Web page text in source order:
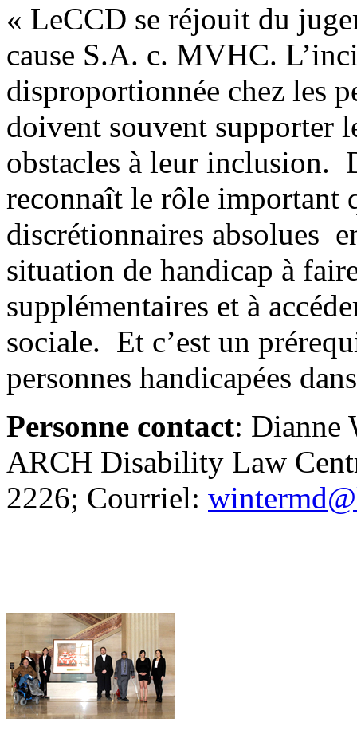
« LeCCD se réjouit du
cause S.A. c. MVHC.
disproportionnée chez les
doivent souvent supporter
obstacles à leur inclusion.
reconnaît le rôle important
discrétionnaires absolues
situation de handicap à
supplémentaires et à
sociale. Et c’est un
personnes handicapées
Personne contact: Dianne
ARCH Disability Law
2226; Courriel: